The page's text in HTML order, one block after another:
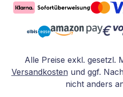
Alle Preise exkl. gesetzl.
Versandkosten und ggf.
nicht anders